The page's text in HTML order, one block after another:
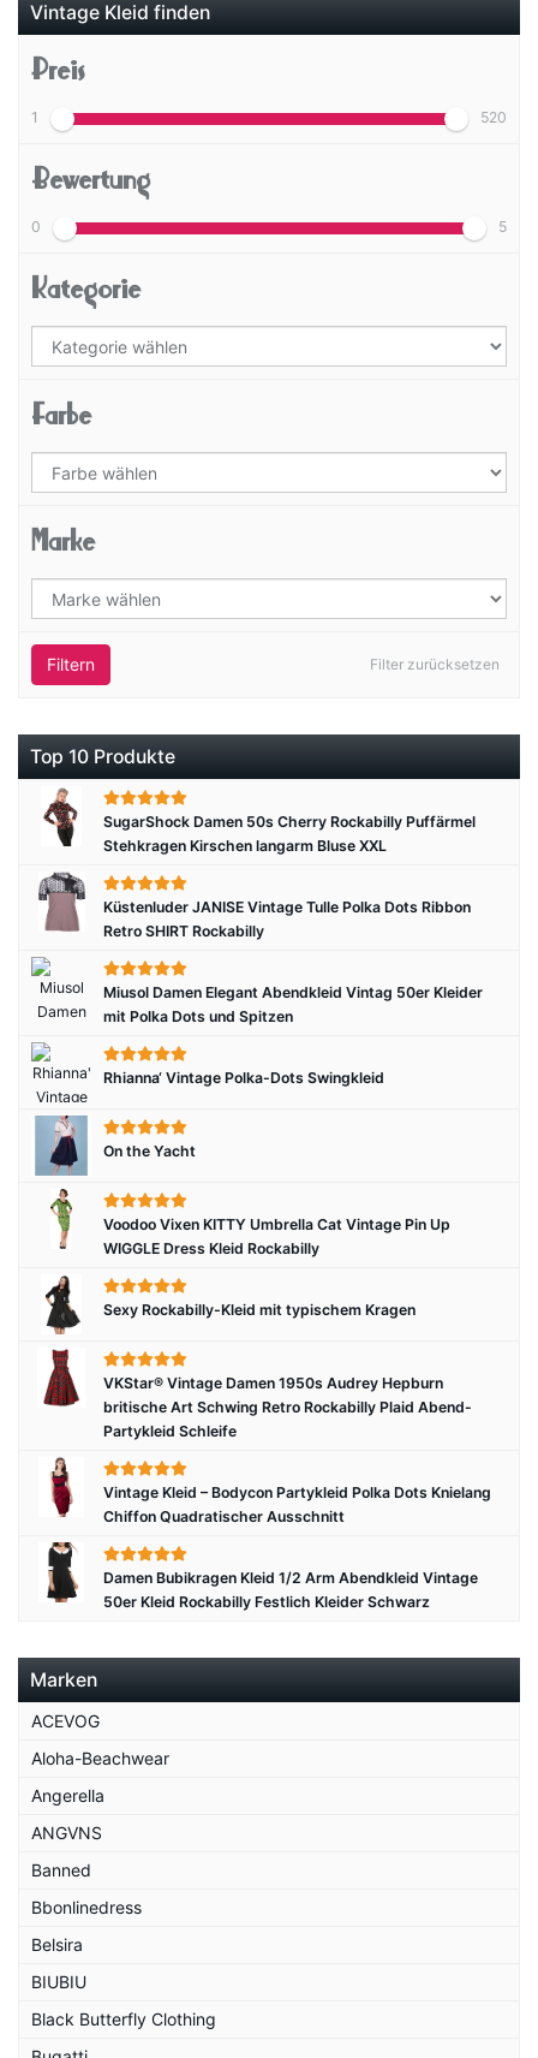
Vintage Kleid finden
Preis
1 520
Bewertung
0 5
Kategorie
Farbe
Marke
Filter zurücksetzen
Filtern
Top 10 Produkte
SugarShock Damen 50s Cherry Rockabilly Puffärmel
Stehkragen Kirschen langarm Bluse XXL
Küstenluder JANISE Vintage Tulle Polka Dots Ribbon
Retro SHIRT Rockabilly
Miusol Damen Elegant Abendkleid Vintag 50er Kleider
mit Polka Dots und Spitzen
Rhianna‘ Vintage Polka-Dots Swingkleid
On the Yacht
Voodoo Vixen KITTY Umbrella Cat Vintage Pin Up
WIGGLE Dress Kleid Rockabilly
Sexy Rockabilly-Kleid mit typischem Kragen
VKStar® Vintage Damen 1950s Audrey Hepburn
britische Art Schwing Retro Rockabilly Plaid Abend-
Partykleid Schleife
Vintage Kleid – Bodycon Partykleid Polka Dots Knielang
Chiffon Quadratischer Ausschnitt
Damen Bubikragen Kleid 1/2 Arm Abendkleid Vintage
50er Kleid Rockabilly Festlich Kleider Schwarz
Marken
ACEVOG
Aloha-Beachwear
Angerella
ANGVNS
Banned
Bbonlinedress
Belsira
BIUBIU
Black Butterfly Clothing